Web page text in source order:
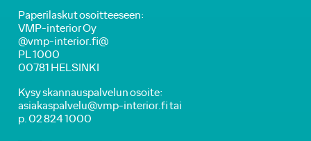
Paperilaskut osoitteeseen:
VMP-interior Oy
@vmp-interior.fi@
PL 1000
00781 HELSINKI
Kysy skannauspalvelun osoite:
asiakaspalvelu@vmp-interior.fi tai
p. 02 824 1000